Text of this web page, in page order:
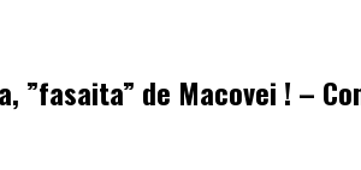
”fasaita” de Macovei ! –